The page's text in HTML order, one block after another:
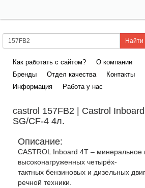
Как работать с сайтом?
О компании
Бренды
Отдел качества
Контакты
Информация
Работа у нас
castrol 157FB2 | Castrol
SG/CF-4 4л.
Описание:
CASTROL Inboard 4T – минеральное
высоконагруженных четырёх-
тактных бензиновых и дизельных
речной техники.